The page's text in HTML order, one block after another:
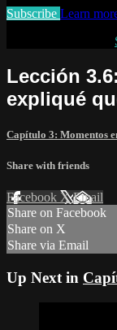
Subscribe Learn
Lección
expliqué
Capítulo 3: Momentos
Share with friends
Facebook XEmail
Share on Facebook
Share on X
Share via Email
Up Next in